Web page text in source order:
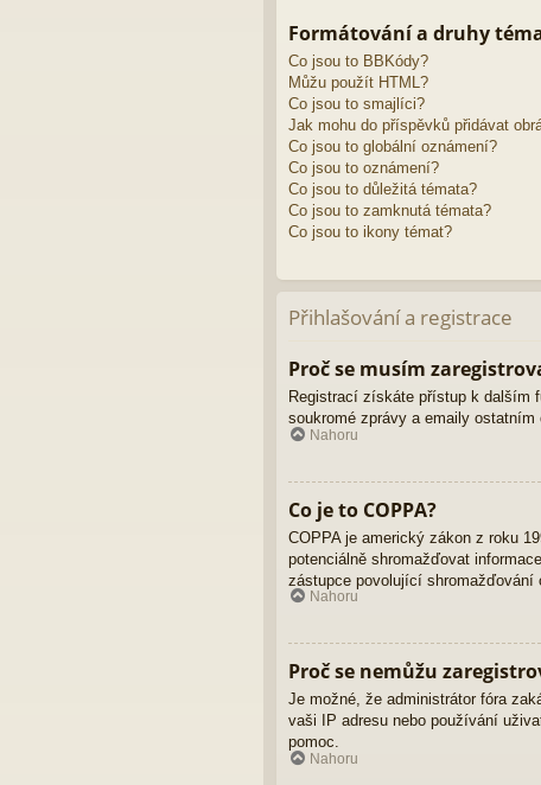
Formátování a druhy
Co jsou to BBKódy?
Můžu použít HTML?
Co jsou to smajlíci?
Jak mohu do příspěvků přidávat
Co jsou to globální oznámení?
Co jsou to oznámení?
Co jsou to důležitá témata?
Co jsou to zamknutá témata?
Co jsou to ikony témat?
Přihlašování a registrace
Proč se musím
Registrací získáte přístup k dalším
soukromé zprávy a emaily ostatním
Nahoru
Co je to COPPA?
COPPA je americký zákon z roku
potenciálně shromažďovat
zástupce povolující shromažďování
Nahoru
Proč se nemůžu
Je možné, že administrátor fóra
vaši IP adresu nebo používání
pomoc.
Nahoru